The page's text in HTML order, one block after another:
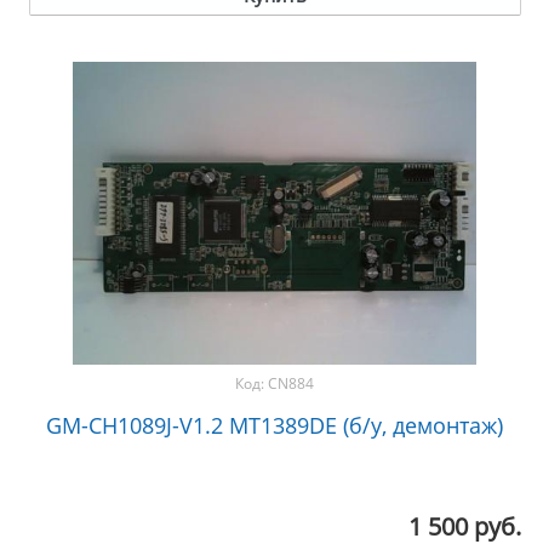
Код: CN884
GM-CH1089J-V1.2 MT1389DE (б/у, демонтаж)
1 500 руб.